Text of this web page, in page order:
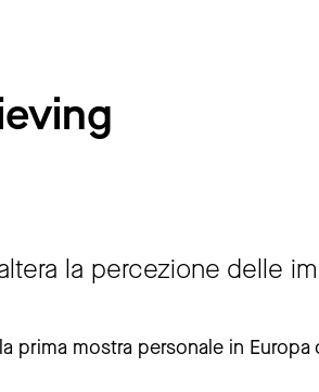
la percezione delle
la prima mostra personale in